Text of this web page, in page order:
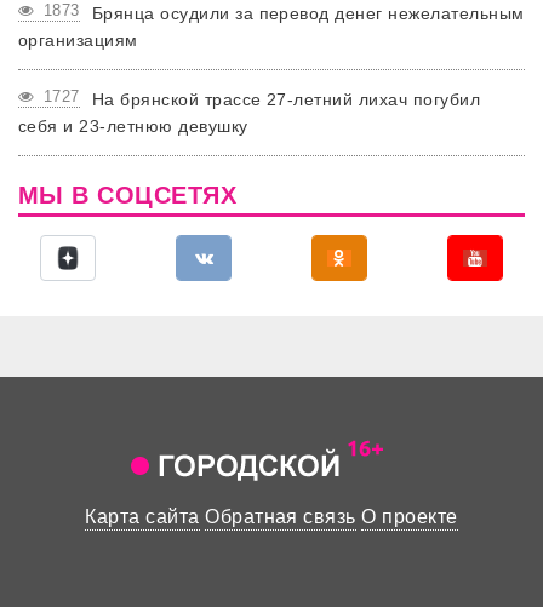
1873
Брянца осудили за перевод денег нежелательным
организациям
1727
На брянской трассе 27-летний лихач погубил
себя и 23-летнюю девушку
МЫ В СОЦСЕТЯХ
Карта сайта Обратная связь О проекте